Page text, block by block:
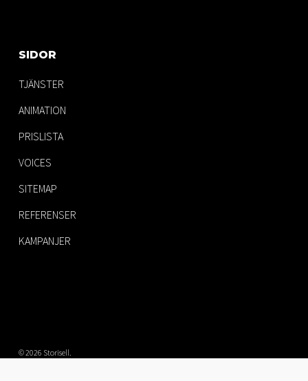
SIDOR
TJÄNSTER
ANIMATION
PRISLISTA
VOICES
SITEMAP
REFERENSER
KAMPANJER
© 2026 Storisell.